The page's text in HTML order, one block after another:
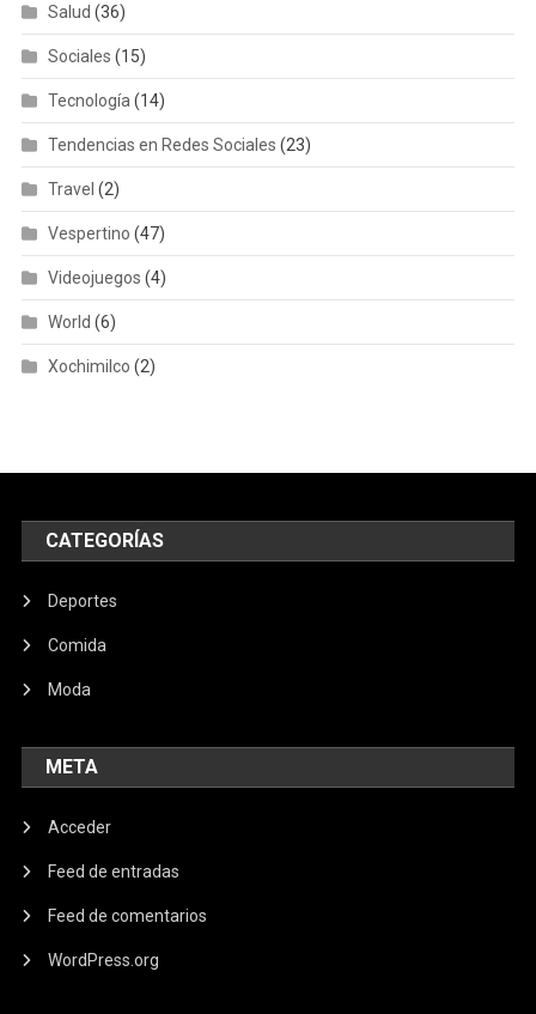
Salud (36)
Sociales (15)
Tecnología (14)
Tendencias en Redes Sociales (23)
Travel (2)
Vespertino (47)
Videojuegos (4)
World (6)
Xochimilco (2)
CATEGORÍAS
Deportes
Comida
Moda
META
Acceder
Feed de entradas
Feed de comentarios
WordPress.org